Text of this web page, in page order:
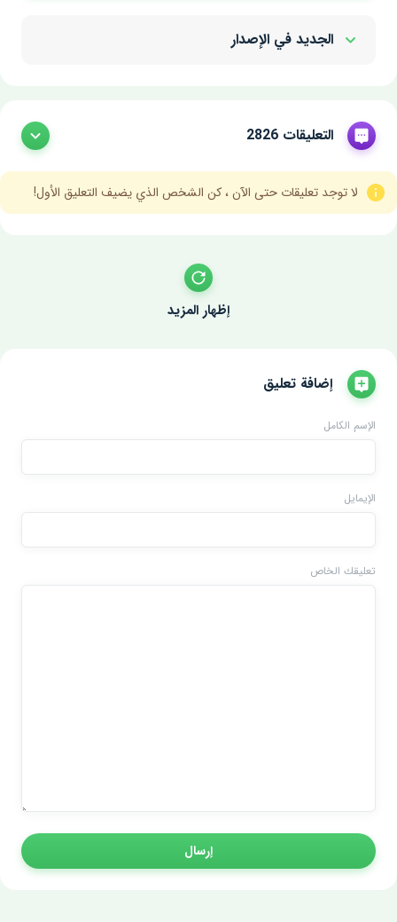
الجديد في الإصدار
التعليقات 2826
لا توجد تعليقات حتى الآن ، كن الشخص الذي يضيف التعليق الأول!
إظهار المزيد
إضافة تعليق
الإسم الكامل
الإيمايل
تعليقك الخاص
إرسال